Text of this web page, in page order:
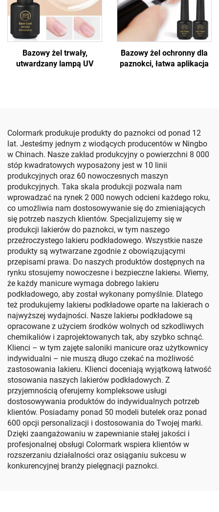
Bazowy żel trwały,
utwardzany lampą UV
Bazowy żel ochronny dla
paznokci, łatwa aplikacja
Colormark produkuje produkty do paznokci od ponad 12
lat. Jesteśmy jednym z wiodących producentów w Ningbo
w Chinach. Nasze zakład produkcyjny o powierzchni 8 000
stóp kwadratowych wyposażony jest w 10 linii
produkcyjnych oraz 60 nowoczesnych maszyn
produkcyjnych. Taka skala produkcji pozwala nam
wprowadzać na rynek 2 000 nowych odcieni każdego roku,
co umożliwia nam dostosowywanie się do zmieniających
się potrzeb naszych klientów. Specjalizujemy się w
produkcji lakierów do paznokci, w tym naszego
przeźroczystego lakieru podkładowego. Wszystkie nasze
produkty są wytwarzane zgodnie z obowiązującymi
przepisami prawa. Do naszych produktów dostępnych na
rynku stosujemy nowoczesne i bezpieczne lakierы. Wiemy,
że każdy manicure wymaga dobrego lakieru
podkładowego, aby został wykonany pomyślnie. Dlatego
też produkujemy lakierы podkładowe oparte na lakierach o
najwyższej wydajności. Nasze lakierы podkładowe są
opracowane z użyciem środków wolnych od szkodliwych
chemikaliów i zaprojektowanych tak, aby szybko schnąć.
Klienci – w tym zajęte saloniki manicure oraz użytkownicy
indywidualni – nie muszą długo czekać na możliwość
zastosowania lakieru. Klienci doceniają wyjątkową łatwość
stosowania naszych lakierów podkładowych. Z
przyjemnością oferujemy kompleksowe usługi
dostosowywania produktów do indywidualnych potrzeb
klientów. Posiadamy ponad 50 modeli butelek oraz ponad
600 opcji personalizacji i dostosowania do Twojej marki.
Dzięki zaangażowaniu w zapewnianie stałej jakości i
profesjonalnej obsługi Colormark wspiera klientów w
rozszerzaniu działalności oraz osiąganiu sukcesu w
konkurencyjnej branży pielęgnacji paznokci.